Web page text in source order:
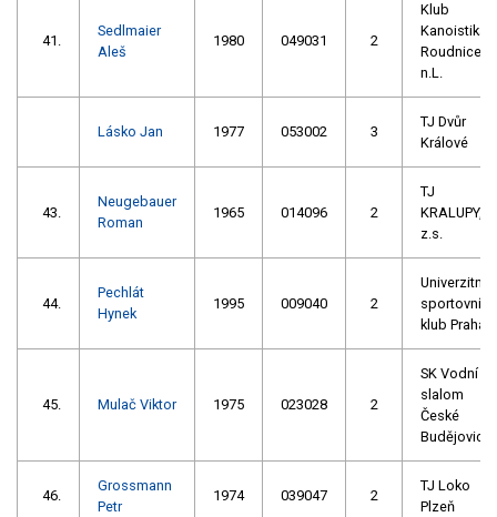
41.
Sedlmaier
Aleš
1980 049031 2
Klub
Kanoistika
Roudnice
n.L.
Lásko Jan 1977 053002 3
TJ Dvůr
Králové
43.
Neugebauer
Roman
1965 014096 2
TJ
KRALUPY,
z.s.
44.
Pechlát
Hynek
1995 009040 2
Univerzitní
sportovní
klub Praha
45. Mulač Viktor 1975 023028 2
SK Vodní
slalom
České
Budějovice
46.
Grossmann
Petr
1974 039047 2
TJ Loko
Plzeň